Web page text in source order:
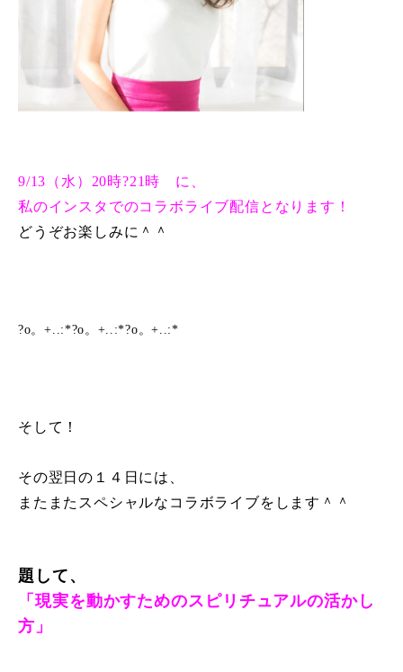
9/13（水）20時?21時 に、
私のインスタでのコラボライブ配信となります！
どうぞお楽しみに＾＾
?o。+..:*?o。+..:*?o。+..:*
そして！
その翌日の１４日には、
またまたスペシャルなコラボライブをします＾＾
題して、
「現実を動かすためのスピリチュアルの活かし
方」